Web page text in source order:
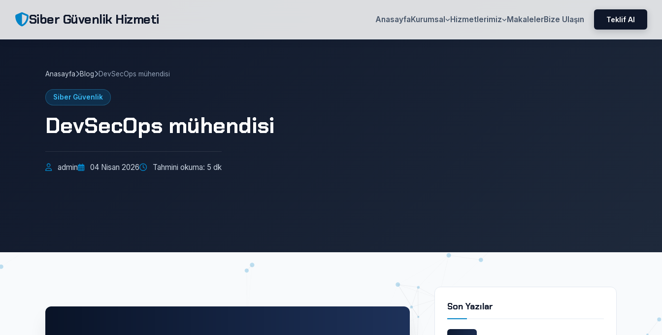
Siber Güvenlik Hizmeti AnasayfaKurumsal Hizmetlerimiz MakalelerBize Ulaşın Teklif Al
Anasayfa Blog DevSecOps mühendisi
Siber Güvenlik
DevSecOps mühendisi
admin 04 Nisan 2026 Tahmini okuma: 5 dk
Son Yazılar